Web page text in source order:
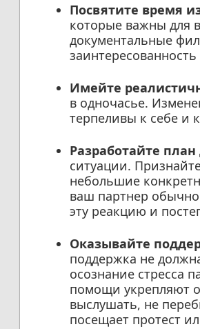
Посвятите время
которые важны для
документальные
Имейте
в одночасье.
терпеливы к себе и
Разработайте
ситуации.
небольшие
ваш партнер обычно
эту реакцию и
Оказывайте
поддержка не
осознание стресса
помощи укрепляют
выслушать, не
посещает протест